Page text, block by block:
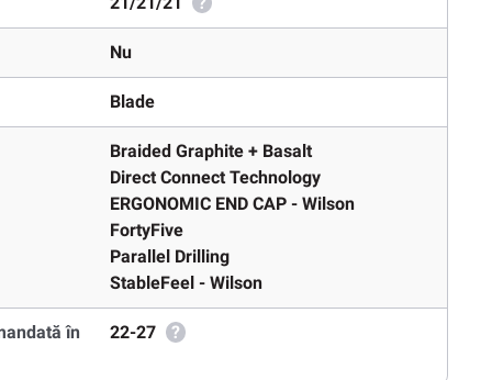
Nu
Blade
Braided Graphite + Basalt
Direct Connect Technology
ERGONOMIC END CAP - Wilson
FortyFive
Parallel Drilling
StableFeel - Wilson
în 22-27 ?